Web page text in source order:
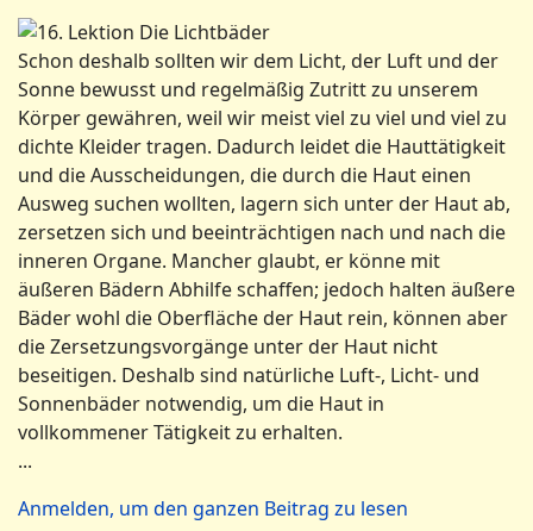
Schon deshalb sollten wir dem Licht, der Luft und der
Sonne bewusst und regelmäßig Zutritt zu unserem
Körper gewähren, weil wir meist viel zu viel und viel zu
dichte Kleider tragen. Dadurch leidet die Hauttätigkeit
und die Ausscheidungen, die durch die Haut einen
Ausweg suchen wollten, lagern sich unter der Haut ab,
zersetzen sich und beeinträchtigen nach und nach die
inneren Organe. Mancher glaubt, er könne mit
äußeren Bädern Abhilfe schaffen; jedoch halten äußere
Bäder wohl die Oberfläche der Haut rein, können aber
die Zersetzungsvorgänge unter der Haut nicht
beseitigen. Deshalb sind natürliche Luft-, Licht- und
Sonnenbäder notwendig, um die Haut in
vollkommener Tätigkeit zu erhalten.
...
Anmelden, um den ganzen Beitrag zu lesen